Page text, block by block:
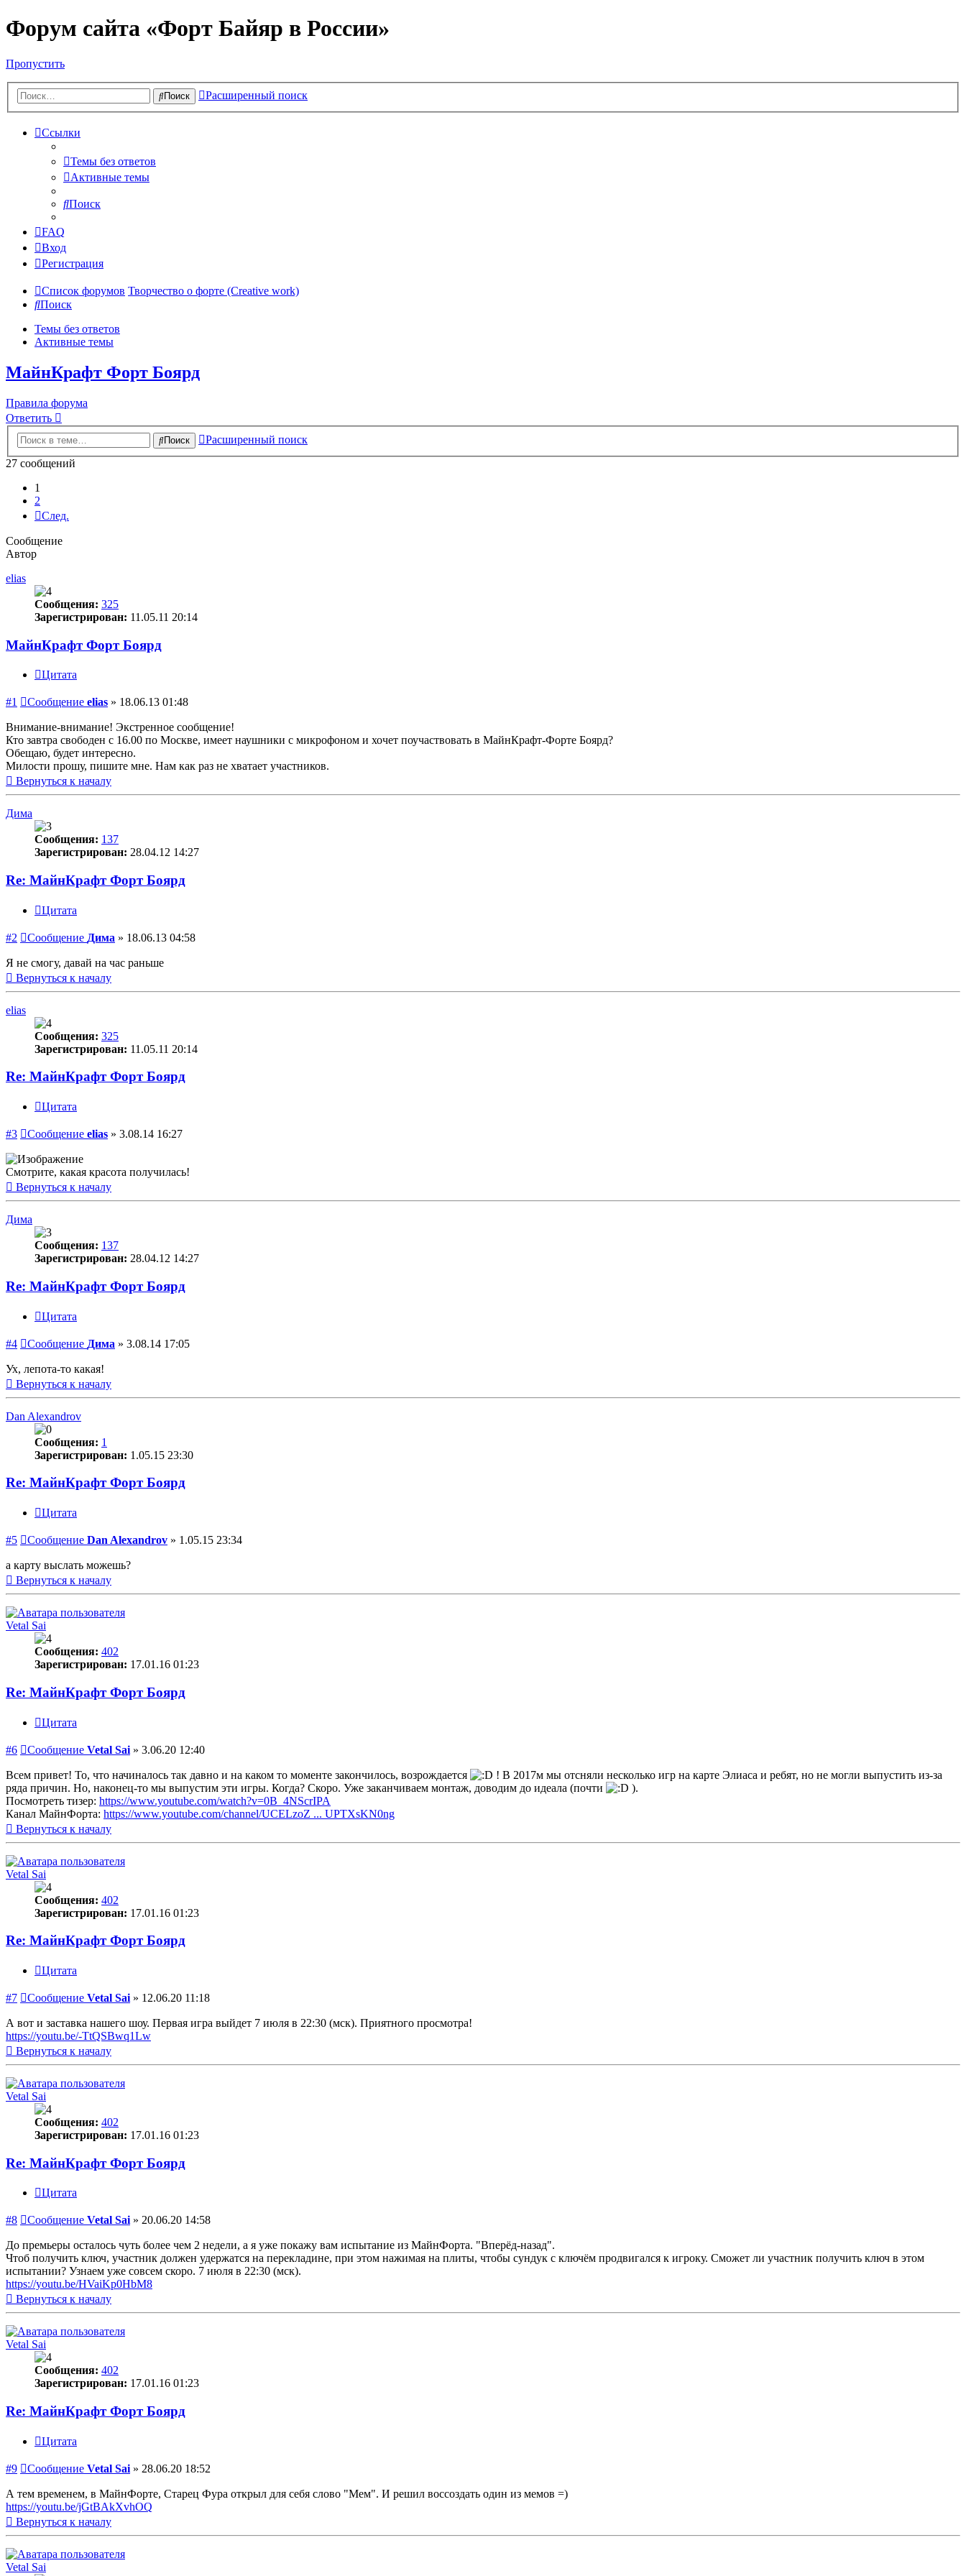
Форум сайта «Форт Байяр в России»
Пропустить
Поиск Расширенный поиск
Ссылки
Темы без ответов
Активные темы
Поиск
FAQ
Вход
Регистрация
Список форумов Творчество о форте (Creative work)
Поиск
Темы без ответов
Активные темы
МайнКрафт Форт Боярд
Правила форума
Ответить
Поиск
Расширенный поиск
27 сообщений
1
2
След.
Сообщение
Автор
elias
Сообщения: 325
Зарегистрирован: 11.05.11 20:14
МайнКрафт Форт Боярд
Цитата
#1 Сообщение elias » 18.06.13 01:48
Внимание-внимание! Экстренное сообщение!
Кто завтра свободен с 16.00 по Москве, имеет наушники с микрофоном и хочет поучаствовать в МайнКрафт-Форте Боярд?
Обещаю, будет интересно.
Милости прошу, пишите мне. Нам как раз не хватает участников.
Вернуться к началу
Дима
Сообщения: 137
Зарегистрирован: 28.04.12 14:27
Re: МайнКрафт Форт Боярд
Цитата
#2 Сообщение Дима » 18.06.13 04:58
Я не смогу, давай на час раньше
Вернуться к началу
elias
Сообщения: 325
Зарегистрирован: 11.05.11 20:14
Re: МайнКрафт Форт Боярд
Цитата
#3 Сообщение elias » 3.08.14 16:27
Смотрите, какая красота получилась!
Вернуться к началу
Дима
Сообщения: 137
Зарегистрирован: 28.04.12 14:27
Re: МайнКрафт Форт Боярд
Цитата
#4 Сообщение Дима » 3.08.14 17:05
Ух, лепота-то какая!
Вернуться к началу
Dan Alexandrov
Сообщения: 1
Зарегистрирован: 1.05.15 23:30
Re: МайнКрафт Форт Боярд
Цитата
#5 Сообщение Dan Alexandrov » 1.05.15 23:34
а карту выслать можешь?
Вернуться к началу
Vetal Sai
Сообщения: 402
Зарегистрирован: 17.01.16 01:23
Re: МайнКрафт Форт Боярд
Цитата
#6 Сообщение Vetal Sai » 3.06.20 12:40
Всем привет! То, что начиналось так давно и на каком то моменте закончилось, возрождается
! В 2017м мы отсняли несколько игр на карте Элиаса и ребят, но не могли выпустить из-за
ряда причин. Но, наконец-то мы выпустим эти игры. Когда? Скоро. Уже заканчиваем монтаж, доводим до идеала (почти
).
Посмотреть тизер: https://www.youtube.com/watch?v=0B_4NScrIPA
Канал МайнФорта: https://www.youtube.com/channel/UCELzoZ ... UPTXsKN0ng
Вернуться к началу
Vetal Sai
Сообщения: 402
Зарегистрирован: 17.01.16 01:23
Re: МайнКрафт Форт Боярд
Цитата
#7 Сообщение Vetal Sai » 12.06.20 11:18
А вот и заставка нашего шоу. Первая игра выйдет 7 июля в 22:30 (мск). Приятного просмотра!
https://youtu.be/-TtQSBwq1Lw
Вернуться к началу
Vetal Sai
Сообщения: 402
Зарегистрирован: 17.01.16 01:23
Re: МайнКрафт Форт Боярд
Цитата
#8 Сообщение Vetal Sai » 20.06.20 14:58
До премьеры осталось чуть более чем 2 недели, а я уже покажу вам испытание из МайнФорта. "Вперёд-назад".
Чтоб получить ключ, участник должен удержатся на перекладине, при этом нажимая на плиты, чтобы сундук с ключём продвигался к игроку. Сможет ли участник получить ключ в этом
испытании? Узнаем уже совсем скоро. 7 июля в 22:30 (мск).
https://youtu.be/HVaiKp0HbM8
Вернуться к началу
Vetal Sai
Сообщения: 402
Зарегистрирован: 17.01.16 01:23
Re: МайнКрафт Форт Боярд
Цитата
#9 Сообщение Vetal Sai » 28.06.20 18:52
А тем временем, в МайнФорте, Старец Фура открыл для себя слово "Мем". И решил воссоздать один из мемов =)
https://youtu.be/jGtBAkXvhOQ
Вернуться к началу
Vetal Sai